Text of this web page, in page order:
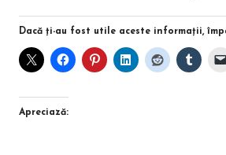
Dacă ţi-au fost utile aceste informaţii,
Apreciază: